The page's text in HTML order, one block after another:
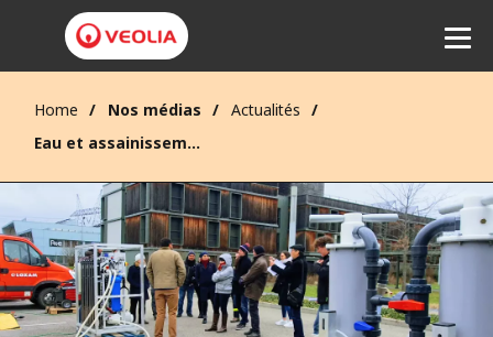
Home Nos médias
Actualités
Eau et assainissement en situation d’urgence humanitaire : des solutions à l’avant-garde de l’innovation